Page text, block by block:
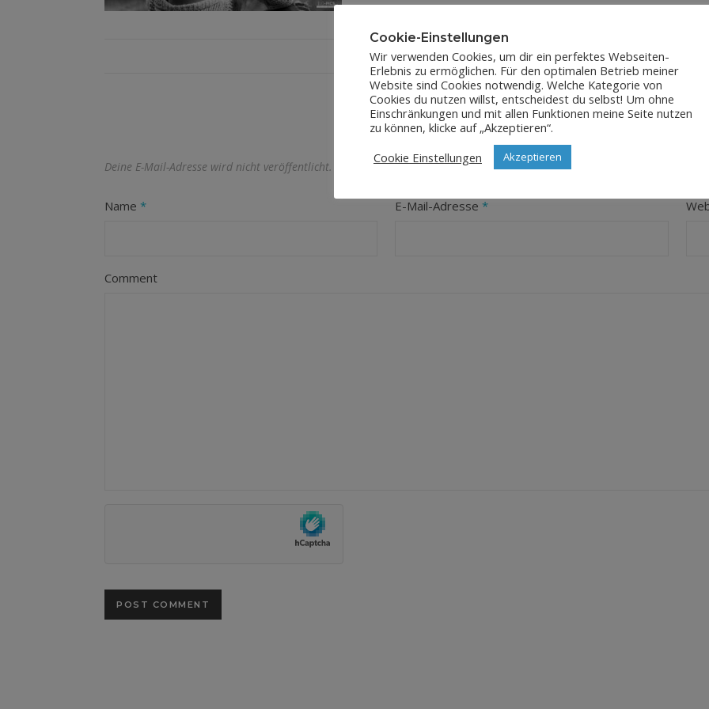
LEAVE A REPLY
Deine E-Mail-Adresse wird nicht veröffentlicht. Erforderliche Felder sind mit* markiert
Name * E-Mail-Adresse*
Comment
Cookie-Einstellungen
Wir verwenden Cookies, um dir ein perfektes Webseiten-
Erlebnis zu ermöglichen. Für den optimalen Betrieb meiner
Website sind Cookies notwendig. Welche Kategorie von
Cookies du nutzen willst, entscheidest du selbst! Um ohne
Einschränkungen und mit allen Funktionen meine Seite nutzen
zu können, klicke auf „Akzeptieren“.
Cookie Einstellungen
Akzeptieren